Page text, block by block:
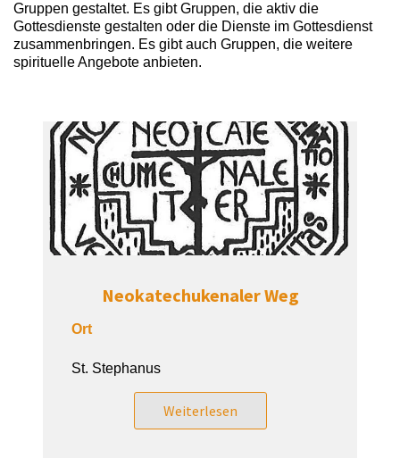
Gruppen gestaltet. Es gibt Gruppen, die aktiv die
Gottesdienste gestalten oder die Dienste im Gottesdienst
zusammenbringen. Es gibt auch Gruppen, die weitere
spirituelle Angebote anbieten.
Neokatechukenaler Weg
Ort
St. Stephanus
Weiterlesen